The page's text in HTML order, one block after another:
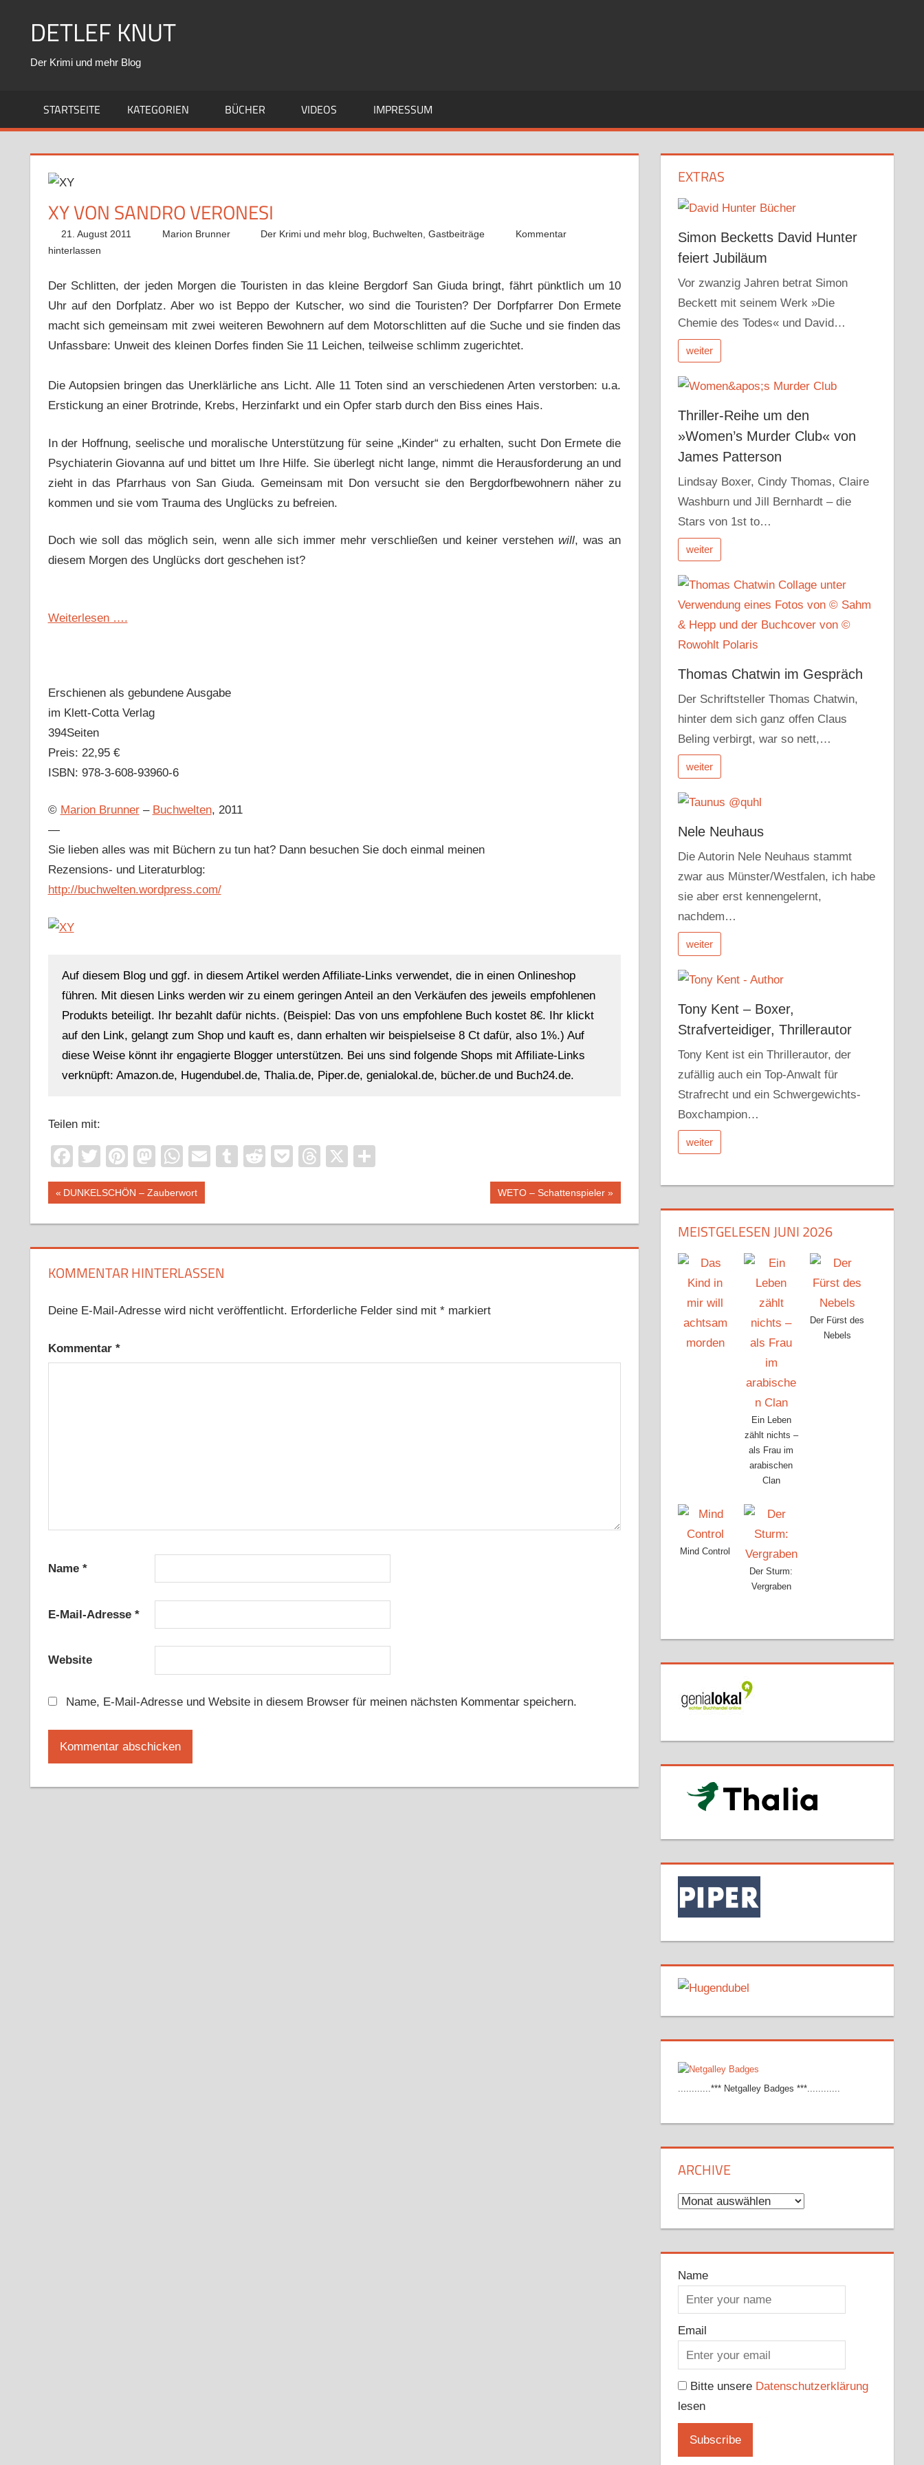
DETLEF KNUT
Der Krimi und mehr Blog
STARTSEITE KATEGORIEN BÜCHER VIDEOS IMPRESSUM
XY VON SANDRO VERONESI
21. August 2011 Marion Brunner Der Krimi und mehr blog Buchwelten ,Gastbeiträge
Kommentar
hinterlassen
Der Schlitten, der jeden Morgen die Touristen in das kleine Bergdorf San Giuda bringt, fährt pünktlich um 10
Uhr auf den Dorfplatz. Aber wo ist Beppo der Kutscher, wo sind die Touristen? Der Dorfpfarrer Don Ermete
macht sich gemeinsam mit zwei weiteren Bewohnern auf dem Motorschlitten auf die Suche und sie finden das
Unfassbare: Unweit des kleinen Dorfes finden Sie 11 Leichen, teilweise schlimm zugerichtet.
Die Autopsien bringen das Unerklärliche ans Licht. Alle 11 Toten sind an verschiedenen Arten verstorben: u.a.
Erstickung an einer Brotrinde, Krebs, Herzinfarkt und ein Opfer starb durch den Biss eines Hais.
In der Hoffnung, seelische und moralische Unterstützung für seine „Kinder“ zu erhalten, sucht Don Ermete die
Psychiaterin Giovanna auf und bittet um Ihre Hilfe. Sie überlegt nicht lange, nimmt die Herausforderung an und
zieht in das Pfarrhaus von San Giuda. Gemeinsam mit Don versucht sie den Bergdorfbewohnern näher zu
kommen und sie vom Trauma des Unglücks zu befreien.
Doch wie soll das möglich sein, wenn alle sich immer mehr verschließen und keiner verstehenwill, was an
diesem Morgen des Unglücks dort geschehen ist?
Weiterlesen ….
Erschienen als gebundene Ausgabe
im Klett-Cotta Verlag
394Seiten
Preis: 22,95 €
ISBN: 978-3-608-93960-6
© Marion Brunner– Buchwelten, 2011
—
Sie lieben alles was mit Büchern zu tun hat? Dann besuchen Sie doch einmal meinen
Rezensions- und Literaturblog:
http://buchwelten.wordpress.com/
Auf diesem Blog und ggf. in diesem Artikel werden Affiliate-Links verwendet, die in einen Onlineshop
führen. Mit diesen Links werden wir zu einem geringen Anteil an den Verkäufen des jeweils empfohlenen
Produkts beteiligt. Ihr bezahlt dafür nichts. (Beispiel: Das von uns empfohlene Buch kostet 8€. Ihr klickt
auf den Link, gelangt zum Shop und kauft es, dann erhalten wir beispielseise 8 Ct dafür, also 1%.) Auf
diese Weise könnt ihr engagierte Blogger unterstützen. Bei uns sind folgende Shops mit Affiliate-Links
verknüpft: Amazon.de, Hugendubel.de, Thalia.de, Piper.de, genialokal.de, bücher.de und Buch24.de.
Teilen mit:
Facebook
TwitterPinterest
Mastodon
WhatsApp
EmailTumblr
RedditPocketThreads
X
Beitragsnavigation
Vorheriger
DUNKELSCHÖN – Zauberwort
Nächster
WETO – Schattenspieler
KOMMENTAR HINTERLASSEN
Deine E-Mail-Adresse wird nicht veröffentlicht. Erforderliche Felder sind mit *markiert
Kommentar *
Name *
E-Mail-Adresse *
Website
Name, E-Mail-Adresse und Website in diesem Browser für meinen nächsten Kommentar speichern.
EXTRAS
Simon Becketts David Hunter
feiert Jubiläum
Vor zwanzig Jahren betrat Simon
Beckett mit seinem Werk »Die
Chemie des Todes« und David…
weiter
Thriller-Reihe um den
»Women’s Murder Club« von
James Patterson
Lindsay Boxer, Cindy Thomas, Claire
Washburn und Jill Bernhardt – die
Stars von 1st to…
weiter
Thomas Chatwin im Gespräch
Der Schriftsteller Thomas Chatwin,
hinter dem sich ganz offen Claus
Beling verbirgt, war so nett,…
weiter
Nele Neuhaus
Die Autorin Nele Neuhaus stammt
zwar aus Münster/Westfalen, ich habe
sie aber erst kennengelernt,
nachdem…
weiter
Tony Kent – Boxer,
Strafverteidiger, Thrillerautor
Tony Kent ist ein Thrillerautor, der
zufällig auch ein Top-Anwalt für
Strafrecht und ein Schwergewichts-
Boxchampion…
weiter
MEISTGELESEN JUNI 2026
Ein Leben
zählt nichts –
als Frau im
arabischen
Clan
Der Fürst des
Nebels
Mind Control
Der Sturm:
Vergraben
............*** Netgalley Badges ***............
ARCHIVE
Archive
Name
Email
Bitte unsere Datenschutzerklärung
lesen